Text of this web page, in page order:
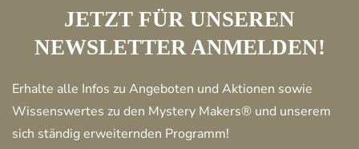
JETZT FÜR UNSEREN
NEWSLETTER ANMELDEN!
Erhalte alle Infos zu Angeboten und Aktionen sowie
Wissenswertes zu den Mystery Makers® und unserem
sich ständig erweiternden Programm!